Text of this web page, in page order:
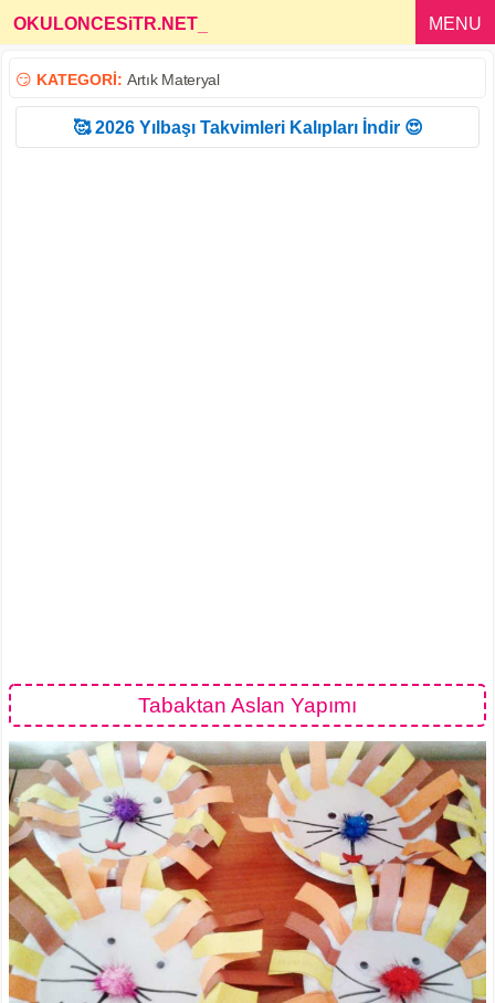
OKULONCESiTR.NET MENU
😏 KATEGORİ: Artık Materyal
🥰 2026 Yılbaşı Takvimleri Kalıpları İndir 😍
Tabaktan Aslan Yapımı